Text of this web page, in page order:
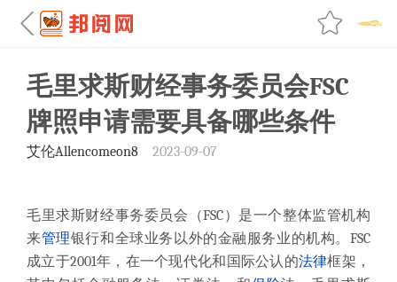
毛里求斯财经事务委员会FSC
牌照申请需要具备哪些条件
艾伦Allencomeon8 2023-09-07
毛里求斯财经事务委员会（FSC）是一个整体监管机构
来管理银行和全球业务以外的金融服务业的机构。FSC
成立于2001年，在一个现代化和国际公认的法律框架，